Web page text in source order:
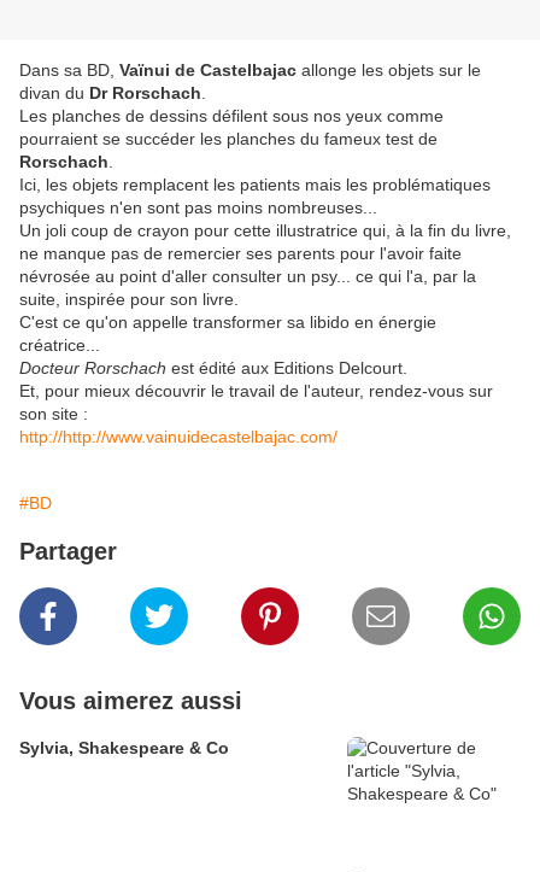
Dans sa BD, Vaïnui de Castelbajac allonge les objets sur le
divan du Dr Rorschach
Les planches de dessins défilent sous nos yeux comme
pourraient se succéder les planches du fameux test de
Rorschach
Ici, les objets remplacent les patients mais les problématiques
psychiques n'en sont pas moins nombreuses...
Un joli coup de crayon pour cette illustratrice qui, à la fin du livre,
ne manque pas de remercier ses parents pour l'avoir faite
névrosée au point d'aller consulter un psy... ce qui l'a, par la
suite, inspirée pour son livre.
C'est ce qu'on appelle transformer sa libido en énergie
créatrice...
Docteur Rorschach est édité aux Editions Delcourt.
Et, pour mieux découvrir le travail de l'auteur, rendez-vous sur
son site :
http://http://www.vainuidecastelbajac.com/
#BD
Partager
Vous aimerez aussi
Sylvia, Shakespeare & Co